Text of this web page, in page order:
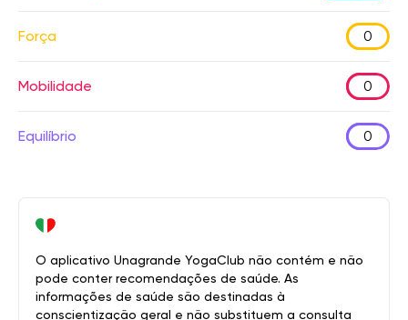
Força 0
Mobilidade 0
Equilíbrio 0
O aplicativo Unagrande YogaClub não contém e não
pode conter recomendações de saúde. As
informações de saúde são destinadas à
conscientização geral e não substituem a consulta